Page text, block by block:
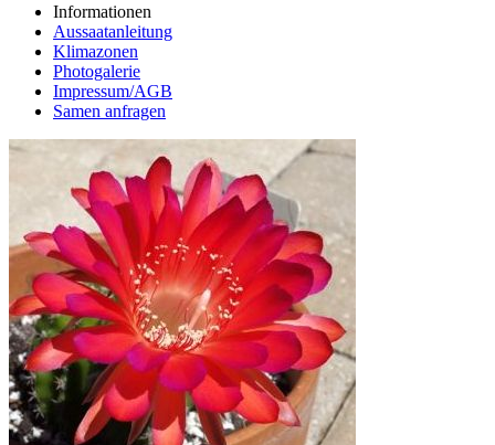
Informationen
Aussaatanleitung
Klimazonen
Photogalerie
Impressum/AGB
Samen anfragen